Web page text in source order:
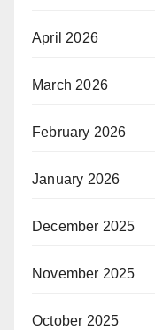
April 2026
March 2026
February 2026
January 2026
December 2025
November 2025
October 2025